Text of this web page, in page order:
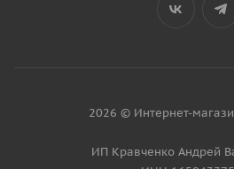
2026 © Интернет-
ИП Кравченко Андрей